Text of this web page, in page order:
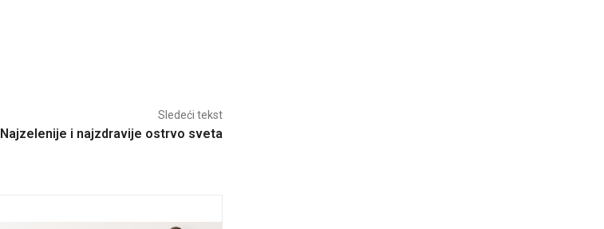
Sledeći tekst
Najzelenije i najzdravije ostrvo sveta